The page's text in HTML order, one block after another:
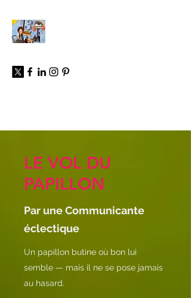
LE VOL DU
PAPILLON
Par une Communicante
éclectique
Un papillon butine où bon lui
semble — mais il ne se pose jamais
au hasard.